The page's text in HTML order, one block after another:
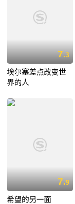
7.3
埃尔塞差点改变世
界的人
7.9
希望的另一面